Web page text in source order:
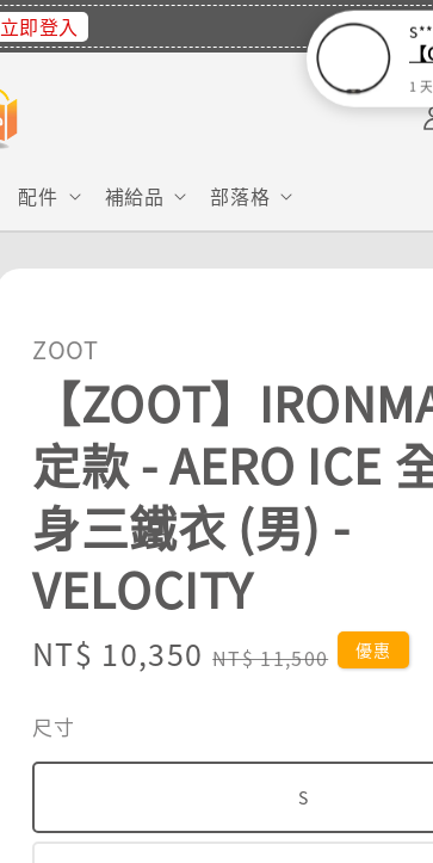
立即登入
配件 補給品 部落格
ZOOT
【ZOOT】
定款 - AERO ICE
身三鐵衣 (男) -
VELOCITY
Sale
NT$ 10,350 Regular
NT$ 11,500 優惠
尺寸
S
1